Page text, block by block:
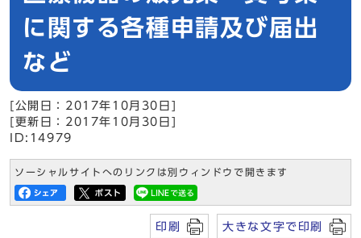
に関する各種申請及び届出
など
[公開日：2017年10月30日]
[更新日：2017年10月30日]
ID:14979
ソーシャルサイトへのリンクは別ウィンドウで開きます
印刷 大きな文字で印刷